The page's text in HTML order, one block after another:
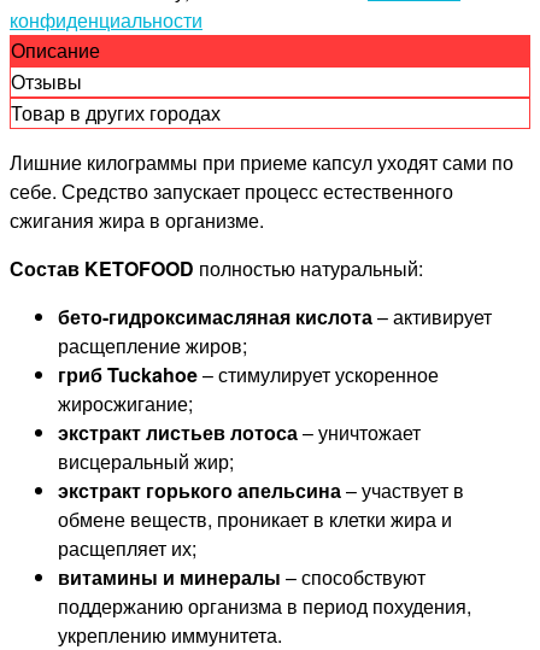
конфиденциальности
Описание
Отзывы
Товар в других городах
Лишние килограммы при приеме капсул уходят сами по
себе. Средство запускает процесс естественного
сжигания жира в организме.
Состав KETOFOOD полностью натуральный:
бето-гидроксимасляная кислота– активирует
расщепление жиров;
гриб Tuckahoe– стимулирует ускоренное
жиросжигание;
экстракт листьев лотоса– уничтожает
висцеральный жир;
экстракт горького апельсина– участвует в
обмене веществ, проникает в клетки жира и
расщепляет их;
витамины и минералы – способствуют
поддержанию организма в период похудения,
укреплению иммунитета.